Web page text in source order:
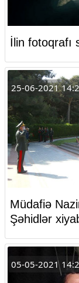
İlin fotoqrafı
25-06-2021
Müdafiə
Şəhidlər
05-05-2021